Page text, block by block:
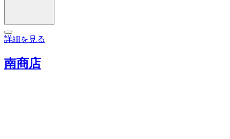
詳細を見る
南商店